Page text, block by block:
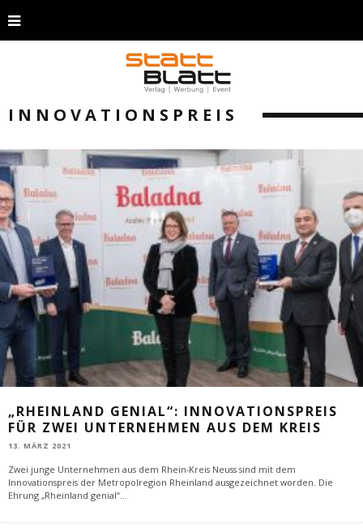
INNOVATIONSPREIS
„RHEINLAND GENIAL“: INNOVATIONSPREIS
FÜR ZWEI UNTERNEHMEN AUS DEM KREIS
13. MÄRZ 2021
Zwei junge Unternehmen aus dem Rhein-Kreis Neuss sind mit dem
Innovationspreis der Metropolregion Rheinland ausgezeichnet worden. Die
Ehrung „Rheinland genial“...